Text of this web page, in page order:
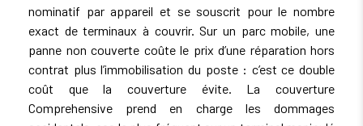
nominatif par appareil et se souscrit pour le nombre
exact de terminaux à couvrir. Sur un parc mobile, une
panne non couverte coûte le prix d’une réparation hors
contrat plus l’immobilisation du poste : c’est ce double
coût que la couverture évite. La couverture
Comprehensive prend en charge les dommages